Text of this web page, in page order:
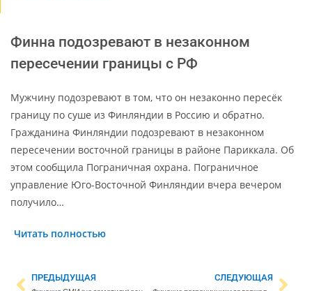
Финна подозревают в незаконном
пересечении границы с РФ
Мужчину подозревают в том, что он незаконно пересёк
границу по суше из Финляндии в Россию и обратно.
Гражданина Финляндии подозревают в незаконном
пересечении восточной границы в районе Париккала. Об
этом сообщила Пограничная охрана. Пограничное
управление Юго-Восточной Финляндии вчера вечером
получило…
Читать полностью
ПРЕДЫДУЩАЯ СЛЕДУЮЩАЯ